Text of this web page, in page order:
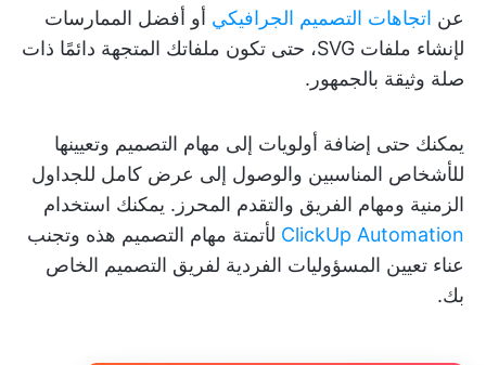
عن اتجاهات التصميم الجرافيكي أو أفضل الممارسات
لإنشاء ملفات SVG، حتى تكون ملفاتك المتجهة دائمًا ذات
صلة وثيقة بالجمهور.
يمكنك حتى إضافة أولويات إلى مهام التصميم وتعيينها
للأشخاص المناسبين والوصول إلى عرض كامل للجداول
الزمنية ومهام الفريق والتقدم المحرز. يمكنك استخدام
ClickUp Automation لأتمتة مهام التصميم هذه وتجنب
عناء تعيين المسؤوليات الفردية لفريق التصميم الخاص
بك.